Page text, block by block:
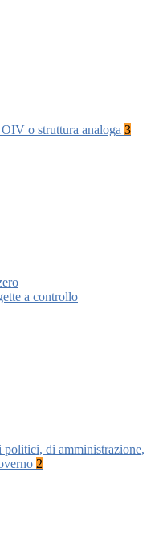
o struttura analoga 3
a controllo
di amministrazione,
2